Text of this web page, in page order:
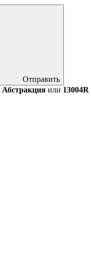
Отправить
Абстракция или 13004R